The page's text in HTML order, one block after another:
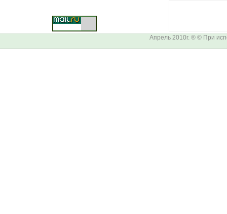
Апрель 2010г. ® © При